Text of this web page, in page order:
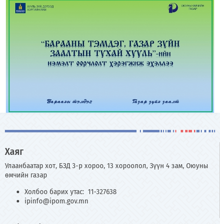
Хаяг
Улаанбаатар хот, БЗД 3-р хороо, 13 хороолол, Зүүн 4 зам, Оюуны
өмчийн газар
Холбоо барих утас: 11-327638
ipinfo@ipom.gov.mn